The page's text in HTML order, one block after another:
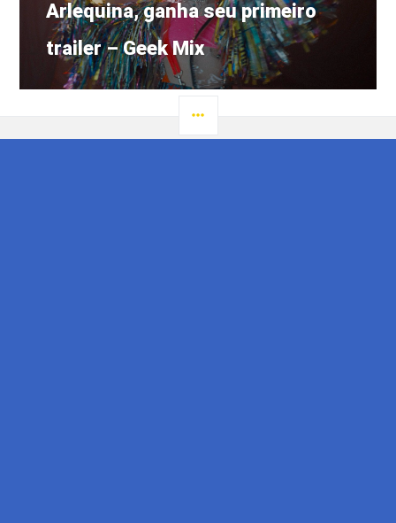
Arlequina, ganha seu primeiro
trailer – Geek Mix